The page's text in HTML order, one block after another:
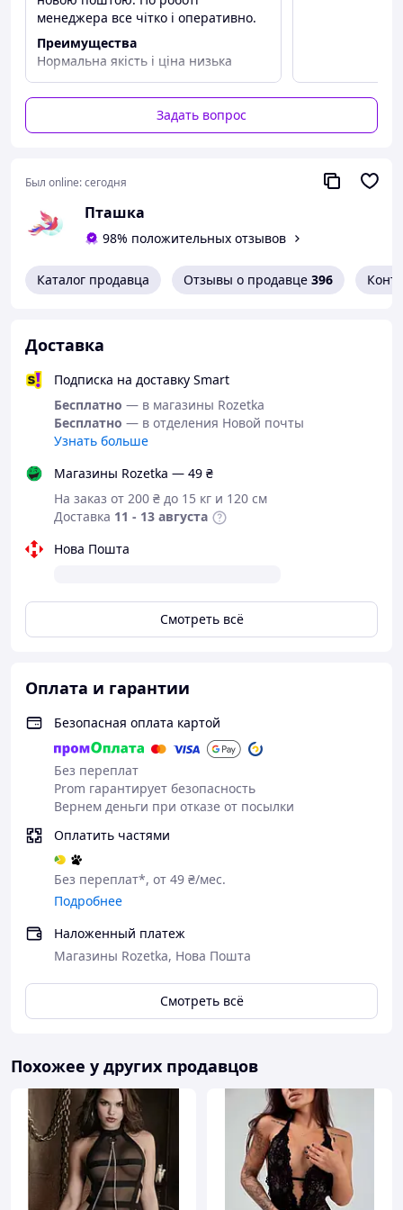
менеджера все чітко і оперативно.
Преимущества
Нормальна якість і ціна низька
Недостатки
Матеріал - синтетика
Задать вопрос
Был online:сегодня
Пташка
98% положительных отзывов
Каталог продавца Отзывы о продавце 396
Доставка
Подписка на доставку Smart
Бесплатно — в магазины Rozetka
Бесплатно — в отделения Новой почты
Узнать больше
Магазины Rozetka — 49 ₴
На заказ от 200 ₴ до 15 кг и 120 см
Доставка 11 - 13 августа
Нова Пошта
Смотреть всё
Оплата и гарантии
Безопасная оплата картой
Без переплат
Prom гарантирует безопасность
Вернем деньги при отказе от посылки
Оплатить частями
Без переплат*, от 49 ₴/мес.
Подробнее
Наложенный платеж
Магазины Rozetka, Нова Пошта
Смотреть всё
Похожее у других продавцов